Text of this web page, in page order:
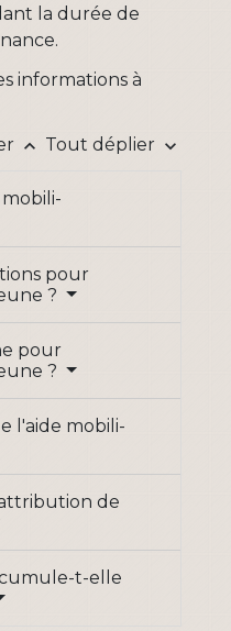
la durée de
informations à
keyboard_arrow_up Tout déplier keyboard_arrow_down
pour
?
pour
?
l'aide mobili-
de
t-elle